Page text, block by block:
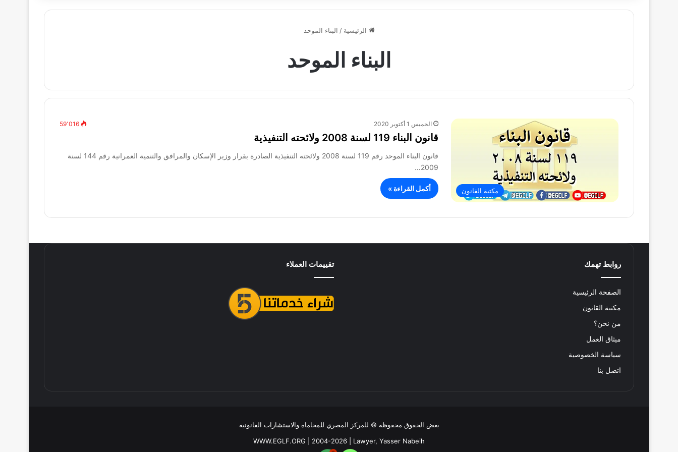
الرئيسية / البناء الموحد
البناء الموحد
مكتبة القانون
الخميس 1 أكتوبر 2020 59٬016
قانون البناء 119 لسنة 2008 ولائحته التنفيذية
قانون البناء الموحد رقم 119 لسنة 2008 ولائحته التنفيذية الصادرة بقرار وزير الإسكان والمرافق والتنمية العمرانية رقم 144 لسنة
2009…
أكمل القراءة »
روابط تهمك
الصفحة الرئيسية
مكتبة القانون
من نحن؟
ميثاق العمل
سياسة الخصوصية
اتصل بنا
تقييمات العملاء
بعض الحقوق محفوظة © للمركز المصري للمحاماة والاستشارات القانونية
WWW.EGLF.ORG | 2004-2026 | Lawyer, Yasser Nabeih